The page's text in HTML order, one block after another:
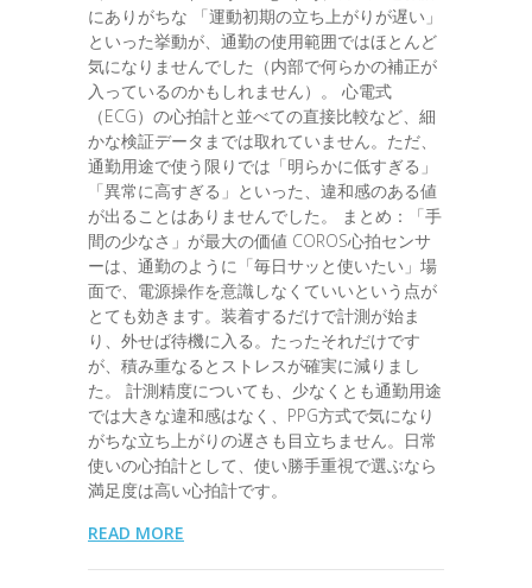
にありがちな 「運動初期の立ち上がりが遅い」
といった挙動が、通勤の使用範囲ではほとんど
気になりませんでした（内部で何らかの補正が
入っているのかもしれません）。 心電式
（ECG）の心拍計と並べての直接比較など、細
かな検証データまでは取れていません。ただ、
通勤用途で使う限りでは「明らかに低すぎる」
「異常に高すぎる」といった、違和感のある値
が出ることはありませんでした。 まとめ：「手
間の少なさ」が最大の価値 COROS心拍センサ
ーは、通勤のように「毎日サッと使いたい」場
面で、電源操作を意識しなくていいという点が
とても効きます。装着するだけで計測が始ま
り、外せば待機に入る。たったそれだけです
が、積み重なるとストレスが確実に減りまし
た。 計測精度についても、少なくとも通勤用途
では大きな違和感はなく、PPG方式で気になり
がちな立ち上がりの遅さも目立ちません。日常
使いの心拍計として、使い勝手重視で選ぶなら
満足度は高い心拍計です。
READ MORE